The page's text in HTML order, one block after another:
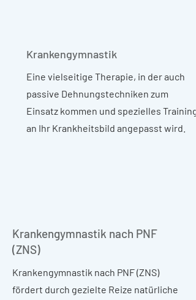
Krankengymnastik
Eine vielseitige Therapie, in der auch
passive Dehnungstechniken zum
Einsatz kommen und spezielles Training
an Ihr Krankheitsbild angepasst wird.
Krankengymnastik nach PNF
(ZNS)
Krankengymnastik nach PNF (ZNS)
fördert durch gezielte Reize natürliche